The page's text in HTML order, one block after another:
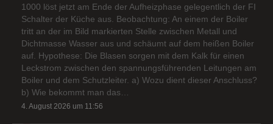
1000 löst jetzt am Ende der Aufheizphase gelegentlich der FI
Schalter der Küche aus. Beobachtung: An einem der Boiler
tritt an der im Bild markierten Stelle zwischen Metall und
Dichtmasse Wasser aus und schäumt auf dem heißen Boiler
auf. Hypothese: Die Blasen sorgen mit dem Kalk für einen
Leckstrom zwischen den spannungsführenden Leitungen am
Boiler und dem Schutzleiter. a) Wozu dient dieser Anschluss?
b) Wie bekommt man das…
4. August 2026 um 11:56